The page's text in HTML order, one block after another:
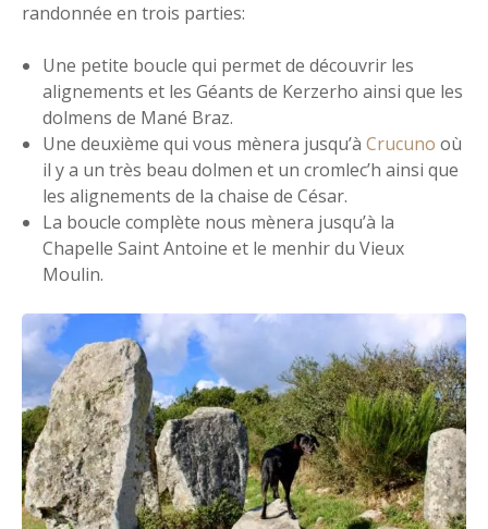
randonnée en trois parties:
Une petite boucle qui permet de découvrir les
alignements et les Géants de Kerzerho ainsi que les
dolmens de Mané Braz.
Une deuxième qui vous mènera jusqu’àCrucuno où
il y a un très beau dolmen et un cromlec’h ainsi que
les alignements de la chaise de César.
La boucle complète nous mènera jusqu’à la
Chapelle Saint Antoine et le menhir du Vieux
Moulin.